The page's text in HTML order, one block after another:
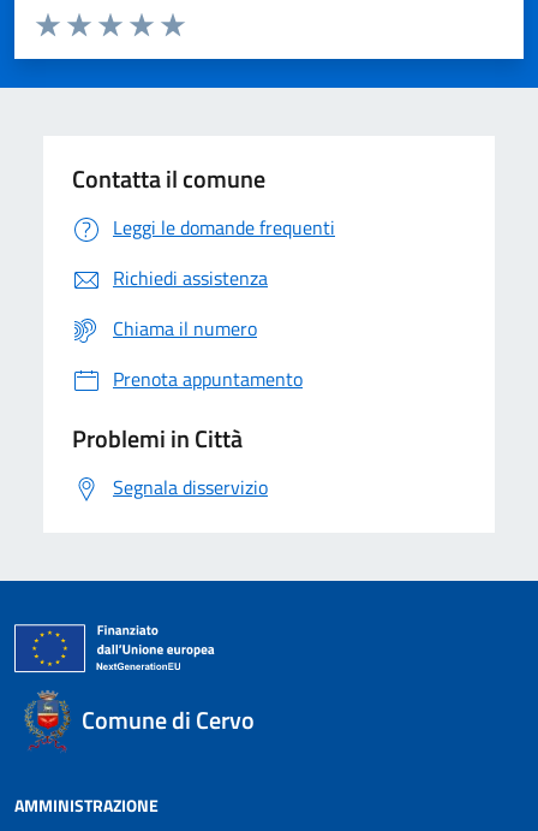
Domanda
Valuta da 1 a 5 stelle la pagina
Valuta 5 stelle su 5
Valuta 4 stelle su 5
Valuta 3 stelle su 5
Valuta 2 stelle su 5
Valuta 1 stelle su 5
Contatta il comune
Leggi le domande frequenti
Richiedi assistenza
Chiama il numero
Prenota appuntamento
Problemi in Città
Segnala disservizio
Comune di Cervo
AMMINISTRAZIONE